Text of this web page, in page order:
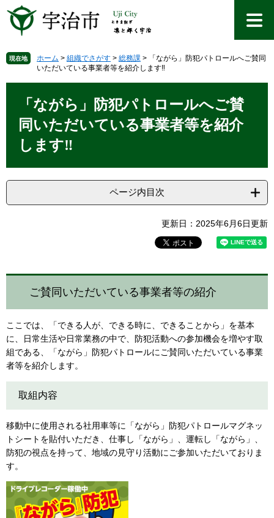
先
で
を
ば
現在地 ホーム > 組織でさがす > 総務課 >
「ながら」防犯パトロールへご賛同
いただいている事業者等を紹介します‼
「ながら」防犯パトロールへご賛
同いただいている事業者等を紹介
します‼
ページ内目次
更新日：2025年6月6日更新
ご賛同いただいている事業者等の紹介
ここでは、「できる人が、できる時に、できることから」を基本
に、日常生活や日常業務の中で、防犯活動への参加機会を増やす取
組である、「ながら」防犯パトロールにご賛同いただいている事業
者等を紹介します。
取組内容
移動中に使用される社用車等に「ながら」防犯パトロールマグネッ
トシートを貼付いただき、仕事し「ながら」、運転し「ながら」、
防犯の視点を持って、地域の見守り活動にご参加いただいておりま
す。